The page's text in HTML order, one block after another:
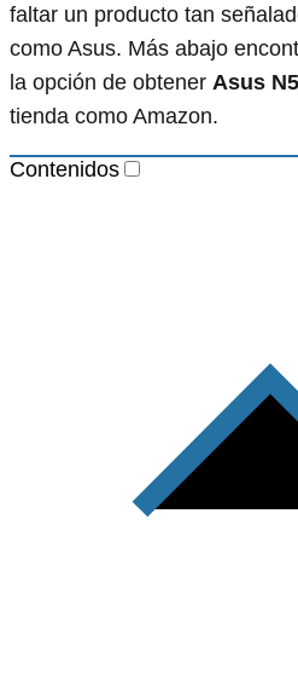
faltar un producto tan
como Asus. Más abajo
la opción de obtener Asus
tienda como Amazon.
Contenidos